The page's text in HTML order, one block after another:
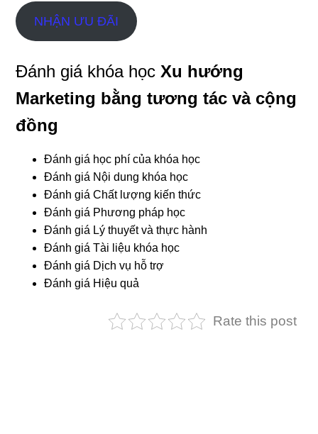
NHẬN ƯU ĐÃI
Đánh giá khóa học Xu hướng
Marketing bằng tương tác và cộng
đồng
Đánh giá học phí của khóa học
Đánh giá Nội dung khóa học
Đánh giá Chất lượng kiến thức
Đánh giá Phương pháp học
Đánh giá Lý thuyết và thực hành
Đánh giá Tài liệu khóa học
Đánh giá Dịch vụ hỗ trợ
Đánh giá Hiệu quả
Rate this post